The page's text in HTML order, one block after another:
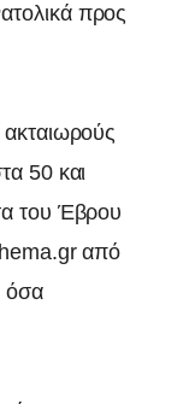
προς
ακταιωρούς
50 και
του Έβρου
από
όσα